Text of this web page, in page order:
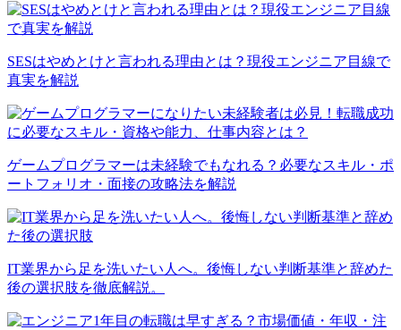
SESはやめとけと言われる理由とは？現役エンジニア目線で
真実を解説
ゲームプログラマーは未経験でもなれる？必要なスキル・ポ
ートフォリオ・面接の攻略法を解説
IT業界から足を洗いたい人へ。後悔しない判断基準と辞めた
後の選択肢を徹底解説。